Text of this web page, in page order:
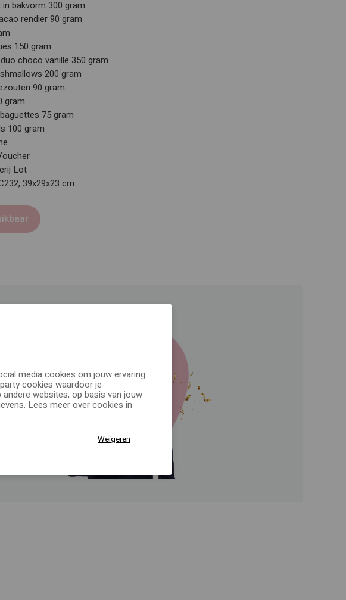
bakvorm 300 gram
rendier 90 gram
150 gram
choco vanille 350 gram
200 gram
90 gram
gram
75 gram
100 gram
Lot
39x29x23 cm
media cookies om jouw ervaring
cookies waardoor je
websites, op basis van jouw
Lees meer over cookies in
Weigeren